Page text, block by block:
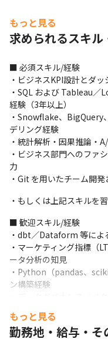
もっと見る
求められるスキル
■ 必須スキル/経験
・ビジネスKPI設計とダ
・SQL および Tableau
経験（3年以上）
・Snowflake、BigQuery
デリング経験
・統計解析・因果推論・
・ビジネス部門へのファ
力
・Git を用いたチーム開
・もしくは上記スキルを
■ 歓迎スキル/経験
・dbt／Dataform 等によ
・マーケティング指標（
ータ分析の知見
・Python（pandas、
ン構築経験
・組織横断のデータ民主
のリード経験
もっと見る
勤務地・給与・そ